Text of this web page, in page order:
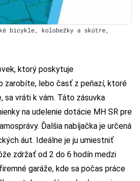
bicykle, kolobežky a skútre,
ktorý poskytuje
zarobíte, lebo časť z peňazí, ktoré
sa vráti k vám. Táto zásuvka
na udelenie dotácie MH SR pre
Ďalšia nabíjačka je určená
áut. Ideálne je ju umiestniť
zdržať od 2 do 6 hodín medzi
garáže, kde sa počas práce